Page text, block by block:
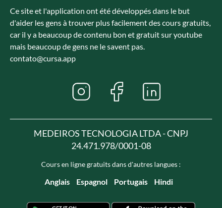
Ce site et l'application ont été développés dans le but
d'aider les gens à trouver plus facilement des cours gratuits,
car il y a beaucoup de contenu bon et gratuit sur youtube
mais beaucoup de gens ne le savent pas.
contato@cursa.app
MEDEIROS TECNOLOGIA LTDA - CNPJ
24.471.978/0001-08
Cours en ligne gratuits dans d'autres langues :
Anglais Espagnol Portugais Hindi